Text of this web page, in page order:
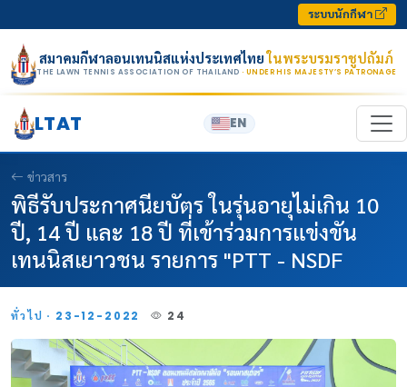
ระบบนักกีฬา
สมาคมกีฬาลอนเทนนิสแห่งประเทศไทยในพระบรมราชูปถัมภ์
THE LAWN TENNIS ASSOCIATION OF THAILAND · UNDER HIS MAJESTY’S PATRONAGE
LTAT EN
ข่าวสาร
พิธีรับประกาศนียบัตร ในรุ่นอายุไม่เกิน 10
ปี, 14 ปี และ 18 ปี ที่เข้าร่วมการแข่งขัน
เทนนิสเยาวชน รายการ "PTT - NSDF
ทั่วไป · 23-12-2022 24